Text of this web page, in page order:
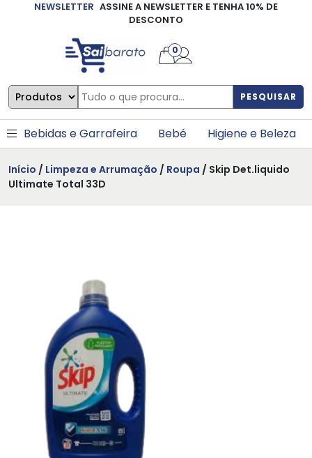
NEWSLETTER ASSINE A NEWSLETTER E TENHA 10% DE
DESCONTO
PESQUISAR
0
Bebidas e Garrafeira Bebé Higiene e Beleza
Início / Limpeza e Arrumação / Roupa / Skip Det.liquido
Ultimate Total 33D